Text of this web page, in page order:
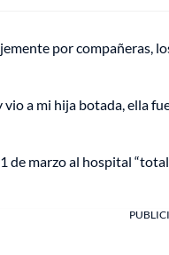
por
a mi hija botada, ella
de marzo al hospital